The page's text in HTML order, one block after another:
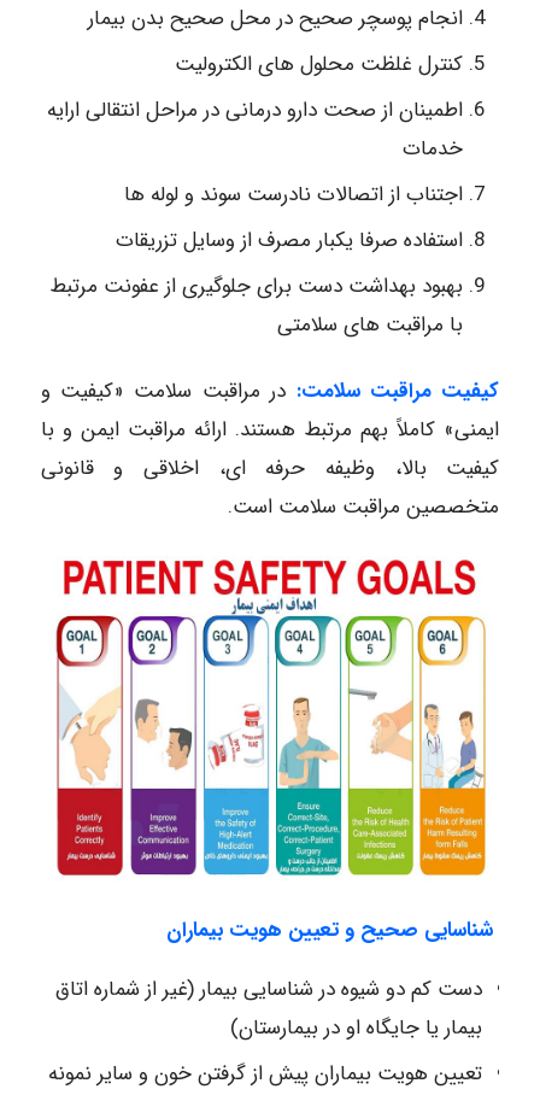
انجام پوسچر صحیح در محل صحیح بدن بیمار
کنترل غلظت محلول های الکترولیت
اطمینان از صحت دارو درمانی در مراحل انتقالی ارایه
خدمات
اجتناب از اتصالات نادرست سوند و لوله ها
استفاده صرفا یکبار مصرف از وسایل تزریقات
بهبود بهداشت دست برای جلوگیری از عفونت مرتبط
با مراقبت های سلامتی
کیفیت مراقبت سلامت: در مراقبت سلامت «کیفیت و
ایمنی» کاملاً بهم مرتبط هستند. ارائه مراقبت ایمن و با
کیفیت بالا، وظیفه حرفه ای، اخلاقی و قانونی
متخصصین مراقبت سلامت است.
شناسایی صحیح و تعیین هویت بیماران
دست کم دو شیوه در شناسایی بیمار (غیر از شماره اتاق
بیمار یا جایگاه او در بیمارستان)
تعیین هویت بیماران پیش از گرفتن خون و سایر نمونه